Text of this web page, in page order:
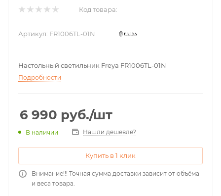
Код товара:
Артикул: FR1006TL-01N
Настольный светильник Freya FR1006TL-01N
Подробности
6 990 руб./шт
В наличии Нашли дешевле?
Купить в 1 клик
Внимание!!! Точная сумма доставки зависит от объёма
и веса товара.